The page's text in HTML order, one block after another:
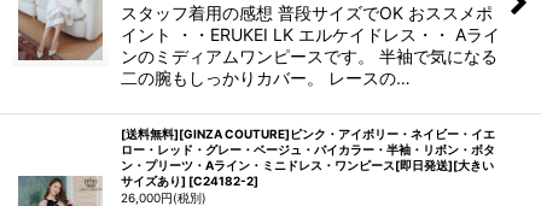
スタッフ着用の感想 普段サイズでOK おススメポ
イント ・・ERUKEI LK エルケイドレス・・ Aライ
ンのミディアムワンピースです。 半袖で気になる
二の腕もしっかりカバー。 レースの…
[送料無料][GINZA COUTURE]ピンク・アイボリー・ネイビー・イエ
ロー・レッド・グレー・ベージュ・バイカラー・半袖・リボン・ボタ
ン・プリーツ・Aライン・ミニドレス・ワンピース[即日発送][大きい
サイズあり] [C24182-2]
26,000円(税別)